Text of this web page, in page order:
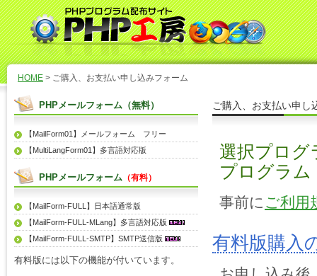
HOME > ご購入、お支払い申し込みフォーム
ご購入、お支払い申し
選択プログ
プログラム
事前に ご利用
有料版購入
PHPメールフォーム（無料）
【MailForm01】メールフォーム フリー
【MultiLangForm01】多言語対応版
PHPメールフォーム （有料）
【MailForm-FULL】日本語通常版
【MailForm-FULL-MLang】多言語対応版
【MailForm-FULL-SMTP】SMTP送信版
有料版には以下の機能が付いています。